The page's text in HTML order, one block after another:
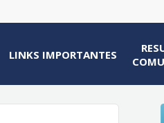
LINKS IMPORTANTES